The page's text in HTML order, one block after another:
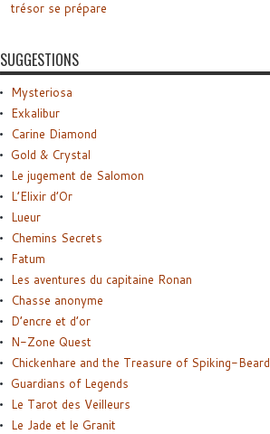
trésor se prépare
SUGGESTIONS
Mysteriosa
Exkalibur
Carine Diamond
Gold & Crystal
Le jugement de Salomon
L’Elixir d’Or
Lueur
Chemins Secrets
Fatum
Les aventures du capitaine Ronan
Chasse anonyme
D’encre et d’or
N-Zone Quest
Chickenhare and the Treasure of Spiking-Beard
Guardians of Legends
Le Tarot des Veilleurs
Le Jade et le Granit